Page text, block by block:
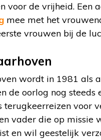
voor de vrijheid. Een
mee met het
vrouwen bij de
wordt in 1981 als
de oorlog nog
terugkeerreizen voor
vader die op missie
en wil geestelijk